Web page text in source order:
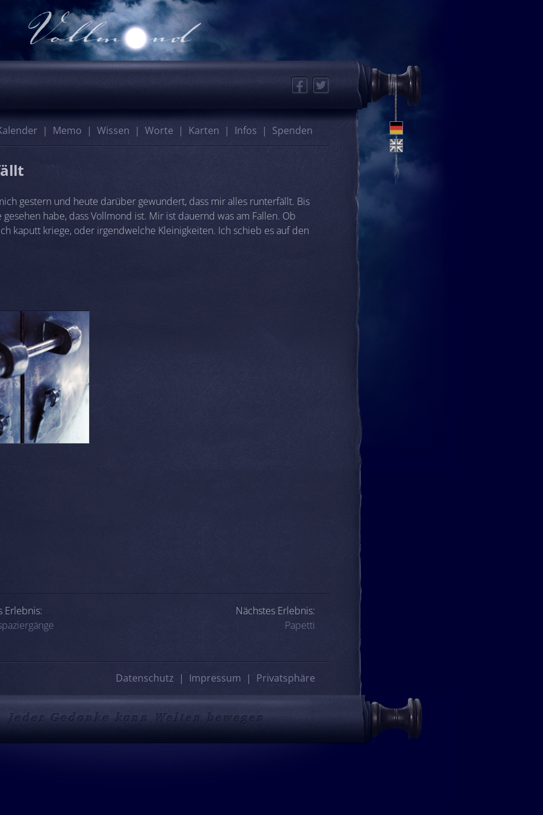
Facebook
Twitter
Memo Wissen Worte Karten Infos Spenden
gestern und heute darüber gewundert, dass mir alles runterfällt. Bis
gesehen habe, dass Vollmond ist. Mir ist dauernd was am Fallen. Ob
kaputt kriege, oder irgendwelche Kleinigkeiten. Ich schieb es auf den
Erlebnis:
Nächstes Erlebnis:
Papetti
Datenschutz Impressum Privatsphäre